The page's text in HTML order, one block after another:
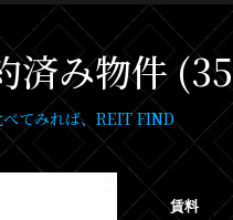
済み物件
てみれば、REIT FIND
賃料